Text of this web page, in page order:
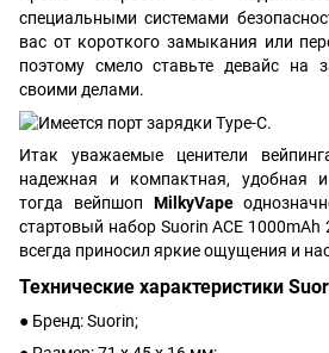
специальными системами
вас от короткого замыкания или
поэтому смело ставьте девайс на
своими делами.
Итак уважаемые ценители
надежная и компактная, удобная и
тогда вейпшоп MilkyVape
стартовый набор Suorin ACE
всегда приносил яркие ощущения и
Технические характеристики
● Бренд: Suorin;